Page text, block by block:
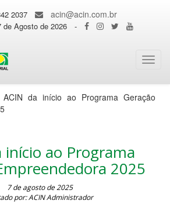
2037 acin@acin.com.br
de Agosto de 2026 -
ACIN da início ao Programa Geração
início ao Programa
2025
7 de agosto de 2025
por: ACIN Administrador